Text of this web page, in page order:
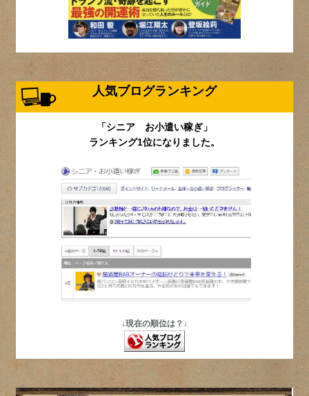
人気ブログランキング
「シニア お小遣い稼ぎ」
ランキング1位になりました。
↓現在の順位は？↓